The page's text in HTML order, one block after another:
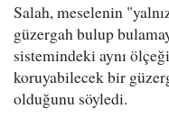
Salah, meselenin
güzergah bulup
sistemindeki aynı
koruyabilecek bir
olduğunu söyledi.